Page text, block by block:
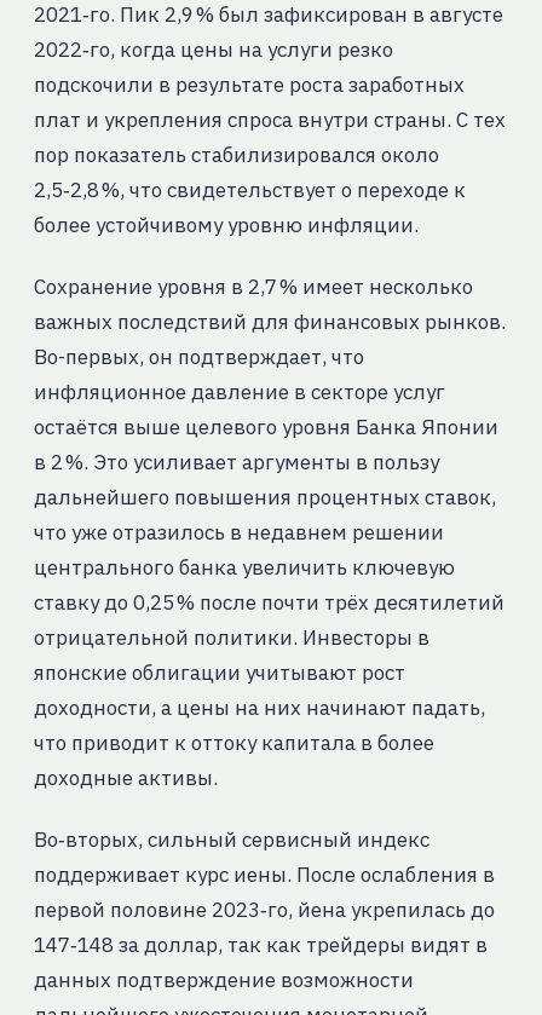
2021‑го. Пик 2,9 % был зафиксирован в августе
2022‑го, когда цены на услуги резко
подскочили в результате роста заработных
плат и укрепления спроса внутри страны. С тех
пор показатель стабилизировался около
2,5‑2,8 %, что свидетельствует о переходе к
более устойчивому уровню инфляции.
Сохранение уровня в 2,7 % имеет несколько
важных последствий для финансовых рынков.
Во-первых, он подтверждает, что
инфляционное давление в секторе услуг
остаётся выше целевого уровня Банка Японии
в 2 %. Это усиливает аргументы в пользу
дальнейшего повышения процентных ставок,
что уже отразилось в недавнем решении
центрального банка увеличить ключевую
ставку до 0,25 % после почти трёх десятилетий
отрицательной политики. Инвесторы в
японские облигации учитывают рост
доходности, а цены на них начинают падать,
что приводит к оттоку капитала в более
доходные активы.
Во‑вторых, сильный сервисный индекс
поддерживает курс иены. После ослабления в
первой половине 2023‑го, йена укрепилась до
147‑148 за доллар, так как трейдеры видят в
данных подтверждение возможности